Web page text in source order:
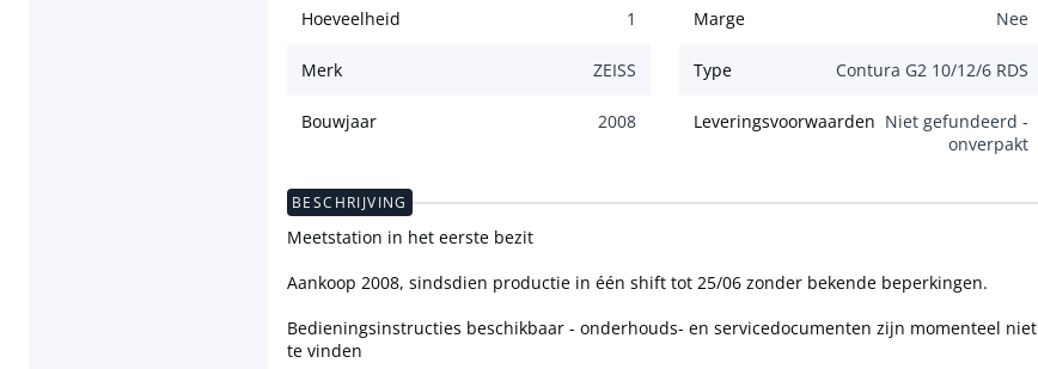
Hoeveelheid 1 Marge Nee
Merk ZEISS Type Contura G2 10/12/6 RDS
Bouwjaar 2008 Leveringsvoorwaarden Niet gefundeerd -
onverpakt
BESCHRIJVING
Meetstation in het eerste bezit
Aankoop 2008, sindsdien productie in één shift tot 25/06 zonder bekende beperkingen.
Bedieningsinstructies beschikbaar - onderhouds- en servicedocumenten zijn momenteel niet
te vinden